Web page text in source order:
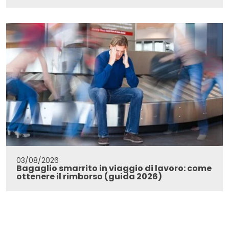
03/08/2026
Bagaglio smarrito in viaggio di lavoro: come
ottenere il rimborso (guida 2026)